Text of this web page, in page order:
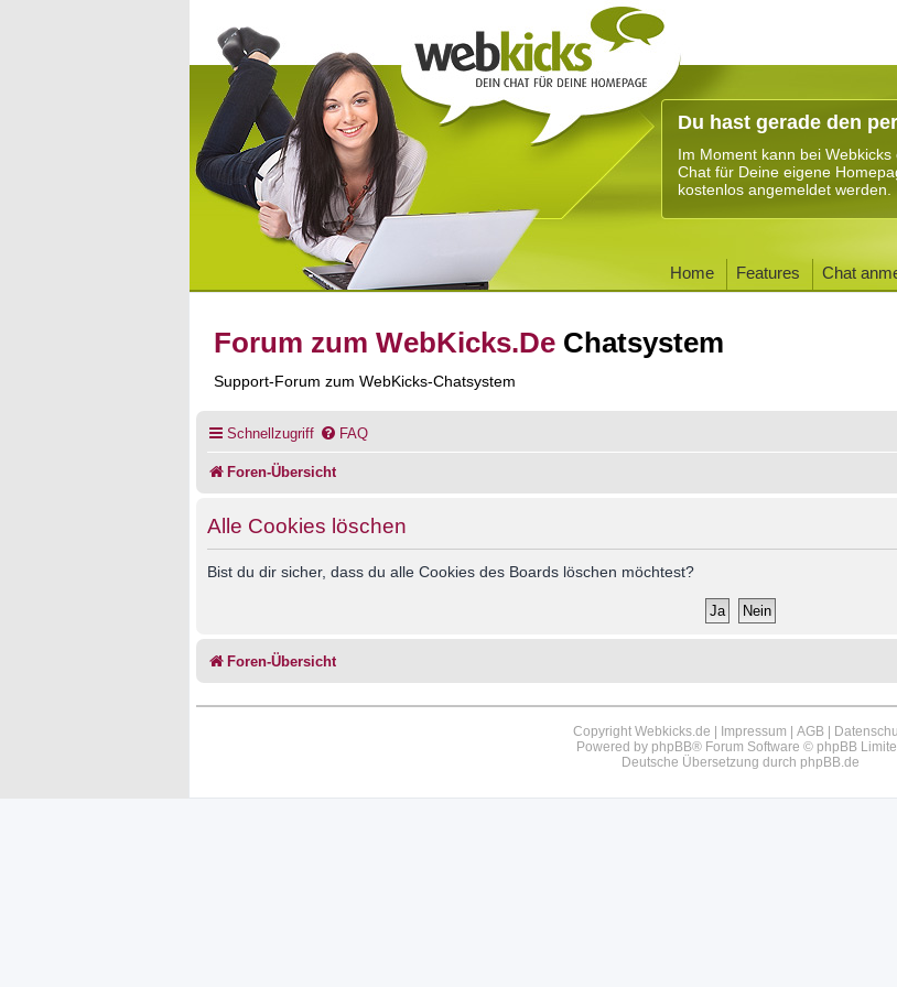
Du hast gerade den
Im Moment kann bei Webkicks
Chat für Deine eigene
kostenlos angemeldet werden.
Home Features Chat
Forum zum WebKicks.De Chatsystem
Support-Forum zum WebKicks-Chatsystem
Schnellzugriff FAQ
Foren-Übersicht
Alle Cookies löschen
Bist du dir sicher, dass du alle Cookies des Boards löschen möchtest?
Foren-Übersicht
Copyright Webkicks.de | Impressum AGB|
Powered by phpBB® Forum Software © phpBB
Deutsche Übersetzung durch phpBB.de